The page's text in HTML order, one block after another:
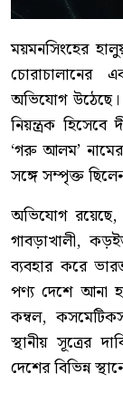
ময়মনসিংহের
চোরাচালানের
অভিযোগ উঠেছে।
নিয়ন্ত্রক
‘গরু আলম’ নামের
সঙ্গে সম্পৃক্ত
অভিযোগ রয়েছে,
গাবড়াখালী,
ব্যবহার করে
পণ্য দেশে আনা
কম্বল,
স্থানীয় সূত্রের
দেশের বিভিন্ন